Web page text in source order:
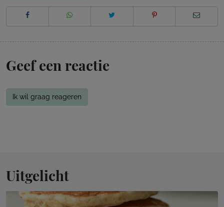
Geef een reactie
Ik wil graag reageren
Uitgelicht